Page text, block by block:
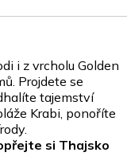
i z vrcholu Golden
Projdete se
tajemství
Krabi, ponoříte
si Thajsko